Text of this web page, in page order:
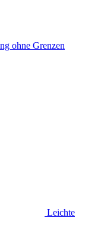
ohne Grenzen
Leichte